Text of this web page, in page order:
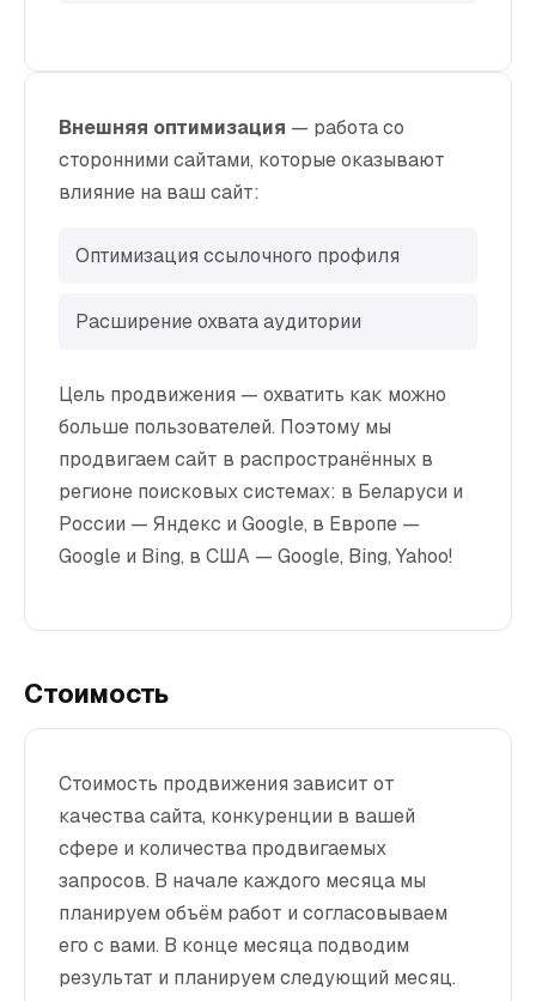
Внешняя оптимизация — работа со
сторонними сайтами, которые оказывают
влияние на ваш сайт:
Оптимизация ссылочного профиля
Расширение охвата аудитории
Цель продвижения — охватить как можно
больше пользователей. Поэтому мы
продвигаем сайт в распространённых в
регионе поисковых системах: в Беларуси и
России — Яндекс и Google, в Европе —
Google и Bing, в США — Google, Bing, Yahoo!
Стоимость
Стоимость продвижения зависит от
качества сайта, конкуренции в вашей
сфере и количества продвигаемых
запросов. В начале каждого месяца мы
планируем объём работ и согласовываем
его с вами. В конце месяца подводим
результат и планируем следующий месяц.